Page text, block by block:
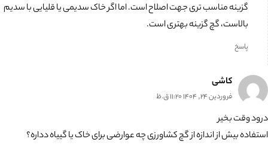
گزینه مناسب تری جهت اصلاح است. اما اگر خاک سدیمی یا قلیایی با سدیم
بالاست، گچ گزینه بهتری است.
پاسخ
کاشی
فروردین 24, 1404 11:20 ق.ظ
درود وقت بخیر
استفاده بیش از اندازه از گچ کشاورزی چه عوارضی برای خاک یا گییاه دداره؟